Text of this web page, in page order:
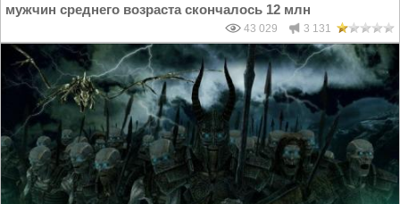
мужчин среднего возраста скончалось 12 млн
43 029 3 131